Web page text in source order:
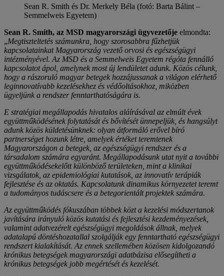
Sean R. Smith és Dr. Merkely Béla (fotó: Barta Bálint –
Semmelweis Egyetem)
Sean R. Smith, az MSD magyarországi ügyvezetője elmondta:
„Megtiszteltetés számunkra, hogy szorosabbra fűzhetjük
kapcsolatainkat Magyarország vezető orvosi és egészségügyi
intézményével. Az MSD és a Semmelweis Egyetem régóta fennálló
kapcsolatot ápol, amelynek most új lendületet adunk. Közös célunk,
hogy a rászoruló magyar betegek hozzájussanak a világon elérhető
leginnovatívabb kezelésekhez és védőoltásokhoz, miközben
ügyeljünk a rendszer fenntarthatóságára is.
E stratégiai megállapodás hivatalos aláírásával az elmúlt évek
együttműködésének folytatását és bővítését ünnepeljük, és hangsúlyt
adunk közös küldetésünknek: olyan átformáló erővel bíró
partnerséget hozunk létre, amelyek értéket teremtenek
Magyarországon a betegek, az egészségügyi rendszer és a
társadalom számára egyaránt. Megállapodásunk utat nyit a további
együttműködésekelőtt különböző területeken, mint a klinikai
vizsgálatok, az epidemiológiai kutatások, az innovatív terápiák
fejlesztése és az oktatás. Kapcsolatunk dinamikus környezetet teremt
a tudományos tudáscsere és a betegorientált projektek számára.
Az együttműködés fókuszában többek közt a kezelési módszertanok
javítására irányuló közös kutatási és fejlesztési kezdeményezések,
valamint adatvezérelt egészségügyi megoldások állnak, melyek
adatalapú döntéshozatallal szolgálják egy fenntartható egészségügyi
rendszert kialakítását. Az ennek szellemében közösen kidolgozandó
krónikus betegségek magyarországi adatbázisa elősegítheti a
krónikus betegségek jobb megértését és kezelését.